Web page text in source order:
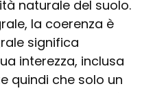
naturale del suolo.
la coerenza è
significa
interezza, inclusa
quindi che solo un